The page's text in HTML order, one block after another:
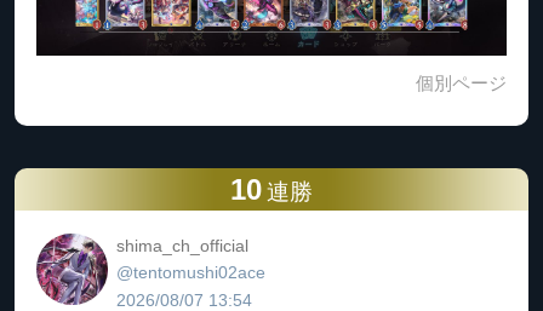
個別ページ
10 連勝
shima_ch_official
@tentomushi02ace
2026/08/07 13:54